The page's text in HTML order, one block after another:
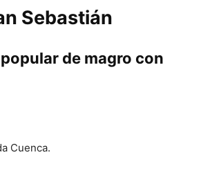
Sebastián
de magro con
Cuenca.